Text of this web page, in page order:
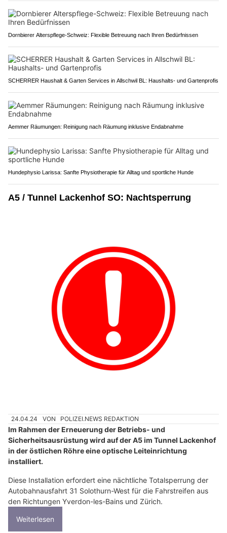
Dornbierer Alterspflege-Schweiz: Flexible Betreuung nach Ihren Bedürfnissen
SCHERRER Haushalt & Garten Services in Allschwil BL: Haushalts- und Gartenprofis
Aemmer Räumungen: Reinigung nach Räumung inklusive Endabnahme
Hundephysio Larissa: Sanfte Physiotherapie für Alltag und sportliche Hunde
A5 / Tunnel Lackenhof SO: Nachtsperrung
24.04.24 VON POLIZEI.NEWS REDAKTION
Im Rahmen der Erneuerung der Betriebs- und
Sicherheitsausrüstung wird auf der A5 im Tunnel Lackenhof
in der östlichen Röhre eine optische Leiteinrichtung
installiert.
Diese Installation erfordert eine nächtliche Totalsperrung der
Autobahnausfahrt 31 Solothurn-West für die Fahrstreifen aus
den Richtungen Yverdon-les-Bains und Zürich.
Weiterlesen